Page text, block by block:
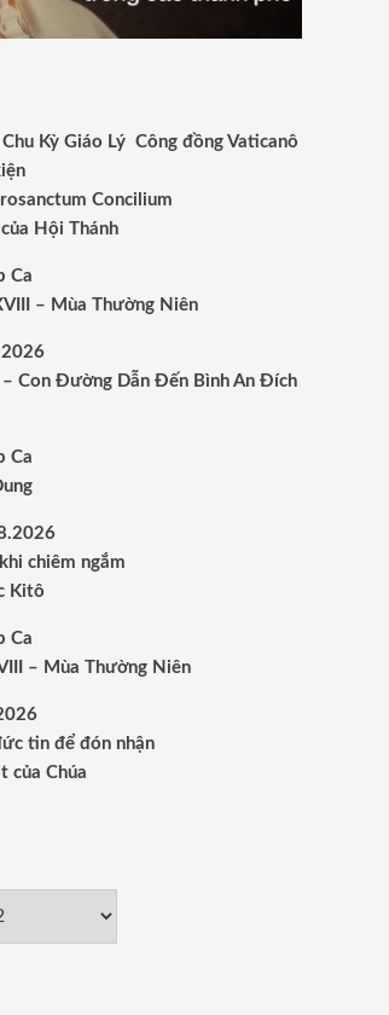
Kỳ Giáo Lý Công đồng Vaticanô
Concilium
Hội Thánh
Ca
– Mùa Thường Niên
Con Đường Dẫn Đến Bình An Đích
Ca
chiêm ngắm
Kitô
Ca
– Mùa Thường Niên
tin để đón nhận
của Chúa